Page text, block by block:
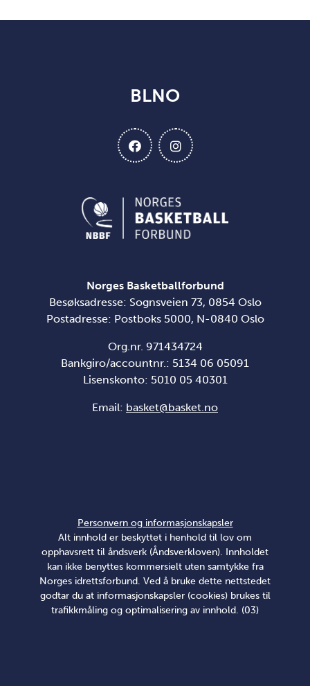
BLNO
Norges Basketballforbund
Besøksadresse: Sognsveien 73, 0854 Oslo
Postadresse: Postboks 5000, N-0840 Oslo
Org.nr. 971434724
Bankgiro/accountnr.: 5134 06 05091
Lisenskonto: 5010 05 40301
Email: basket@basket.no
Personvern og informasjonskapsler
Alt innhold er beskyttet i henhold til lov om
opphavsrett til åndsverk (Åndsverkloven). Innholdet
kan ikke benyttes kommersielt uten samtykke fra
Norges idrettsforbund. Ved å bruke dette nettstedet
godtar du at informasjonskapsler (cookies) brukes til
trafikkmåling og optimalisering av innhold. (03)